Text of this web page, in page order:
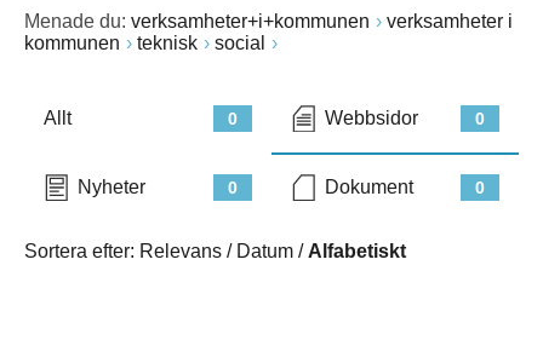
Menade du: verksamheter+i+kommunen
verksamheter i
kommunen
teknisk social
0
Allt 0
Webbsidor
0
Nyheter 0
Dokument
Sortera efter: Relevans / Datum / Alfabetiskt